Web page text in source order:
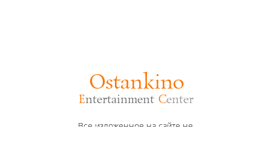
Ostankino
Entertainment Center
Все изложенное на сайте не